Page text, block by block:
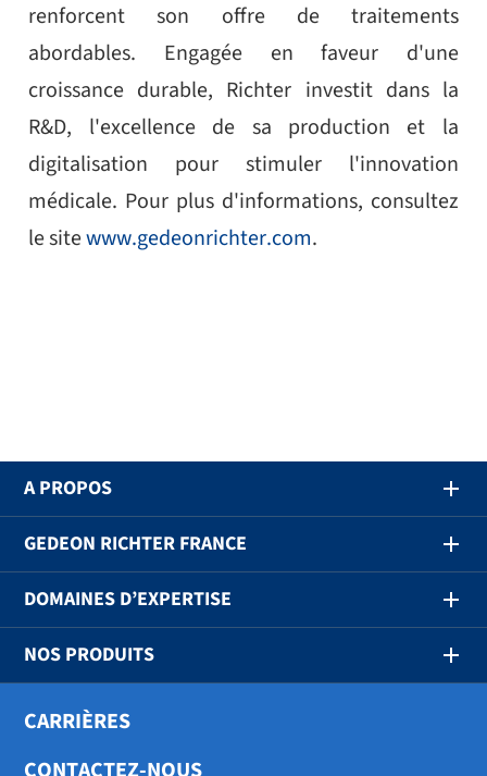
renforcent son offre de traitements
abordables. Engagée en faveur d'une
croissance durable, Richter investit dans la
R&D, l'excellence de sa production et la
digitalisation pour stimuler l'innovation
médicale. Pour plus d'informations, consultez
le sitewww.gedeonrichter.com.
A PROPOS
GEDEON RICHTER FRANCE
DOMAINES D’EXPERTISE
NOS PRODUITS
CARRIÈRES